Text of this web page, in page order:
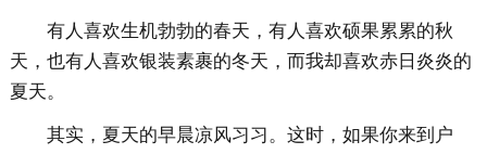
有人喜欢生机勃勃的春天，有人喜欢硕果累累的秋
天，也有人喜欢银装素裹的冬天，而我却喜欢赤日炎炎的
夏天。
其实，夏天的早晨凉风习习。这时，如果你来到户